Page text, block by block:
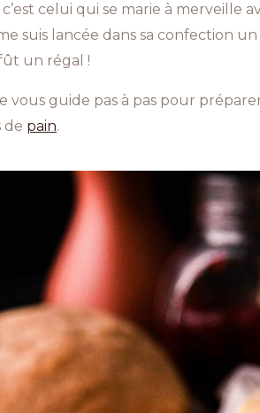
c’est celui qui se marie à
suis lancée dans sa confection
un régal !
vous guide pas à pas pour
de pain.